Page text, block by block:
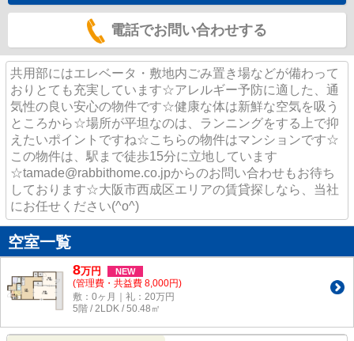
電話でお問い合わせする
共用部にはエレベータ・敷地内ごみ置き場などが備わって
おりとても充実しています☆アレルギー予防に適した、通
気性の良い安心の物件です☆健康な体は新鮮な空気を吸う
ところから☆場所が平坦なのは、ランニングをする上で抑
えたいポイントですね☆こちらの物件はマンションです☆
この物件は、駅まで徒歩15分に立地しています
☆tamade@rabbithome.co.jpからのお問い合わせもお待ち
しております☆大阪市西成区エリアの賃貸探しなら、当社
にお任せください(^o^)
空室一覧
8万円 NEW
(管理費・共益費 8,000円)
敷：0ヶ月｜礼：20万円
5階 / 2LDK / 50.48㎡